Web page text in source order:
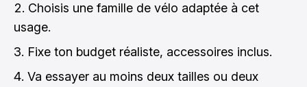
Choisis une famille de vélo adaptée à cet
usage.
Fixe ton budget réaliste, accessoires inclus.
Va essayer au moins deux tailles ou deux